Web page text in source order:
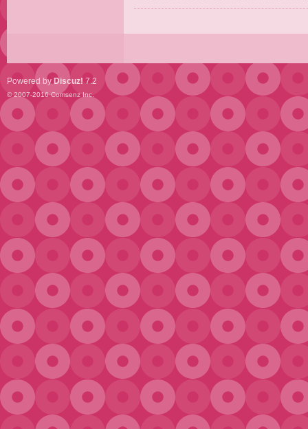
Powered by Discuz! 7.2
© 2007-2016Comsenz Inc.